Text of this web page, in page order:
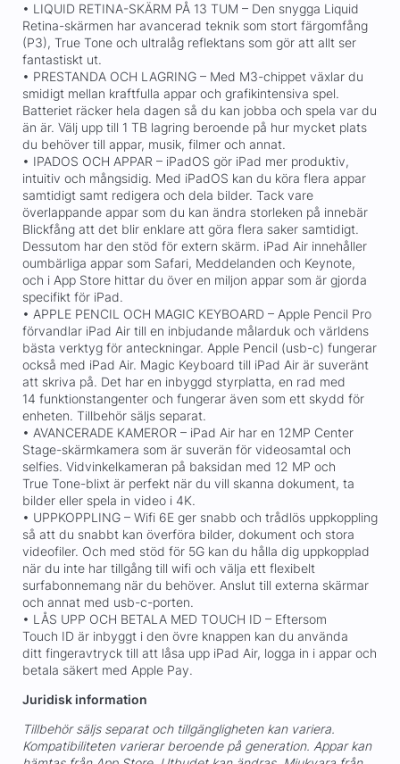
• LIQUID RETINA-SKÄRM PÅ 13 TUM – Den snygga Liquid
Retina-skärmen har avancerad teknik som stort färgomfång
(P3), True Tone och ultralåg reflektans som gör att allt ser
fantastiskt ut.
• PRESTANDA OCH LAGRING – Med M3-chippet växlar du
smidigt mellan kraftfulla appar och grafikintensiva spel.
Batteriet räcker hela dagen så du kan jobba och spela var du
än är. Välj upp till 1 TB lagring beroende på hur mycket plats
du behöver till appar, musik, filmer och annat.
• IPADOS OCH APPAR – iPadOS gör iPad mer produktiv,
intuitiv och mångsidig. Med iPadOS kan du köra flera appar
samtidigt samt redigera och dela bilder. Tack vare
överlappande appar som du kan ändra storleken på innebär
Blickfång att det blir enklare att göra flera saker samtidigt.
Dessutom har den stöd för extern skärm. iPad Air innehåller
oumbärliga appar som Safari, Meddelanden och Keynote,
och i App Store hittar du över en miljon appar som är gjorda
specifikt för iPad.
• APPLE PENCIL OCH MAGIC KEYBOARD – Apple Pencil Pro
förvandlar iPad Air till en inbjudande målarduk och världens
bästa verktyg för anteckningar. Apple Pencil (usb-c) fungerar
också med iPad Air. Magic Keyboard till iPad Air är suveränt
att skriva på. Det har en inbyggd styrplatta, en rad med
14 funktionstangenter och fungerar även som ett skydd för
enheten. Tillbehör säljs separat.
• AVANCERADE KAMEROR – iPad Air har en 12MP Center
Stage-skärmkamera som är suverän för videosamtal och
selfies. Vidvinkelkameran på baksidan med 12 MP och
True Tone-blixt är perfekt när du vill skanna dokument, ta
bilder eller spela in video i 4K.
• UPPKOPPLING – Wifi 6E ger snabb och trådlös uppkoppling
så att du snabbt kan överföra bilder, dokument och stora
videofiler. Och med stöd för 5G kan du hålla dig uppkopplad
när du inte har tillgång till wifi och välja ett flexibelt
surfabonnemang när du behöver. Anslut till externa skärmar
och annat med usb-c-porten.
• LÅS UPP OCH BETALA MED TOUCH ID – Eftersom
Touch ID är inbyggt i den övre knappen kan du använda
ditt fingeravtryck till att låsa upp iPad Air, logga in i appar och
betala säkert med Apple Pay.
Juridisk information
Tillbehör säljs separat och tillgängligheten kan variera.
Kompatibiliteten varierar beroende på generation. Appar kan